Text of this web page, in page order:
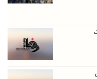
قلنديا ...
على ضرورة ت ...